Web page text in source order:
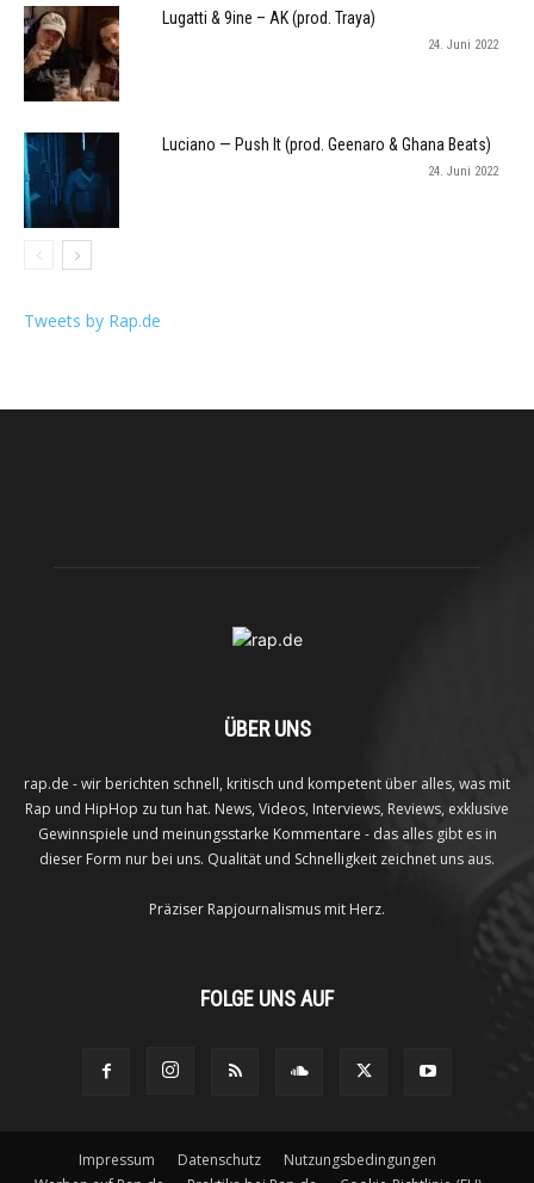
Lugatti & 9ine – AK (prod. Traya)
24. Juni 2022
Luciano — Push It (prod. Geenaro & Ghana Beats)
24. Juni 2022
Tweets by Rap.de
ÜBER UNS
rap.de - wir berichten schnell, kritisch und kompetent über alles, was mit
Rap und HipHop zu tun hat. News, Videos, Interviews, Reviews, exklusive
Gewinnspiele und meinungsstarke Kommentare - das alles gibt es in
dieser Form nur bei uns. Qualität und Schnelligkeit zeichnet uns aus.
Präziser Rapjournalismus mit Herz.
FOLGE UNS AUF
Impressum Datenschutz
Nutzungsbedingungen